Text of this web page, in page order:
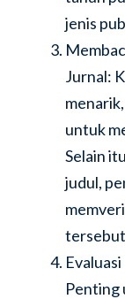
jenis
Jurnal:
untuk
Selain
judul,
Penting